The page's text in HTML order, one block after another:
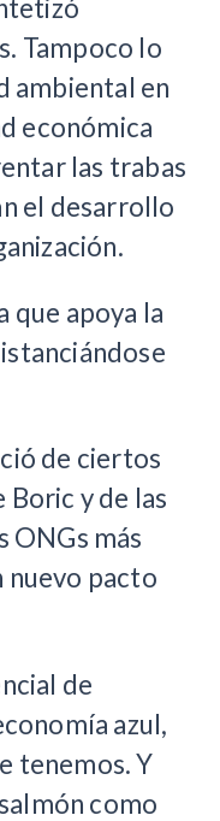
Tampoco lo
ambiental en
económica
las trabas
el desarrollo
que apoya la
de ciertos
y de las
ONGs más
nuevo pacto
de
azul,
tenemos. Y
como